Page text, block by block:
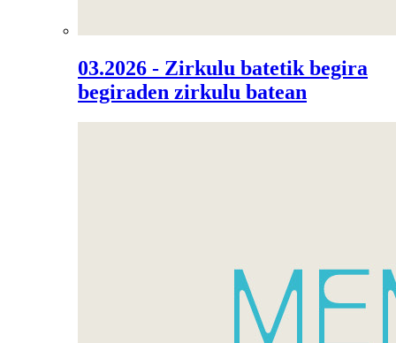
03.2026 - Zirkulu batetik begira
begiraden zirkulu batean